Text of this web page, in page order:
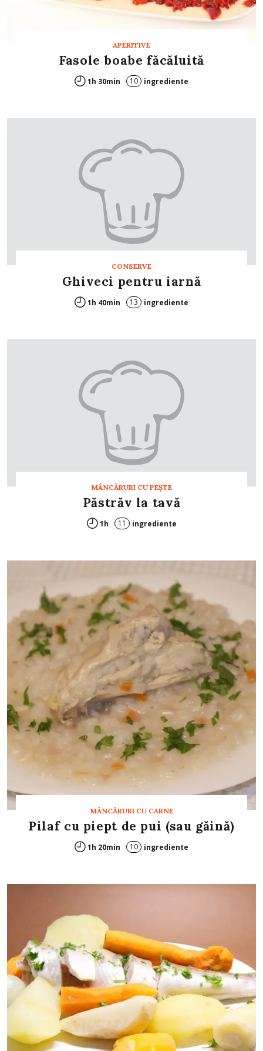
APERITIVE
Fasole boabe făcăluită
1h 30min 10 ingrediente
CONSERVE
Ghiveci pentru iarnă
1h 40min 13 ingrediente
MÂNCĂRURI CU PEŞTE
Păstrăv la tavă
1h 11 ingrediente
MÂNCĂRURI CU CARNE
Pilaf cu piept de pui (sau găină)
1h 20min 10 ingrediente